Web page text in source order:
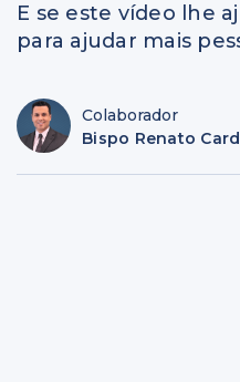
E se este vídeo lhe
para ajudar mais
Colaborador
Bispo Renato